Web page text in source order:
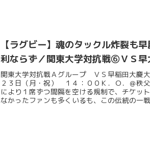
【ラグビー】魂のタックル炸裂も
利ならず／関東大学対抗戦⑥ＶＳ早
関東大学対抗戦Ａグループ ＶＳ早稲田大慶
２３日（月・祝） １４：００Ｋ．Ｏ．＠秩
により１席ずつ間隔を空ける規制で、チケッ
なかったファンも多くいるも、この伝統の一